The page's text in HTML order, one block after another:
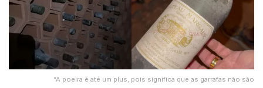
“A poeira é até um plus, pois significa que as garrafas não são